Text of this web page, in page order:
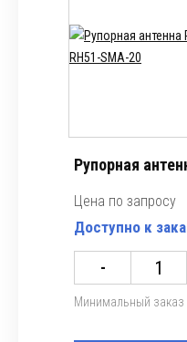
Рупорная
Цена по запросу
Доступно к
-
Минимальный заказ